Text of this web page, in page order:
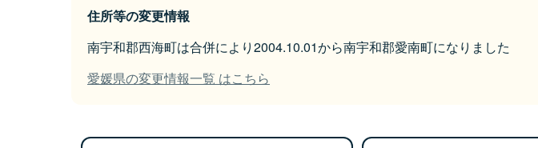
住所等の変更情報
南宇和郡西海町は合併により2004.10.01から南宇和郡愛南町になりました
愛媛県の変更情報一覧 はこちら